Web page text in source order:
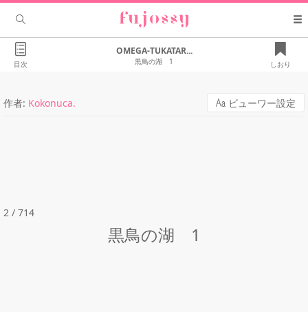
目次
OMEGA-TUKATAR...
黒鳥の湖 1 しおり
作者: Kokonuca. ビューワー設定
2 / 714
黒鳥の湖 1